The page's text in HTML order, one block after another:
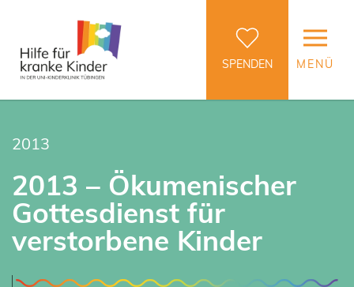
SPENDEN MENÜ
2013
2013 – Ökumenischer
Gottesdienst für
verstorbene Kinder